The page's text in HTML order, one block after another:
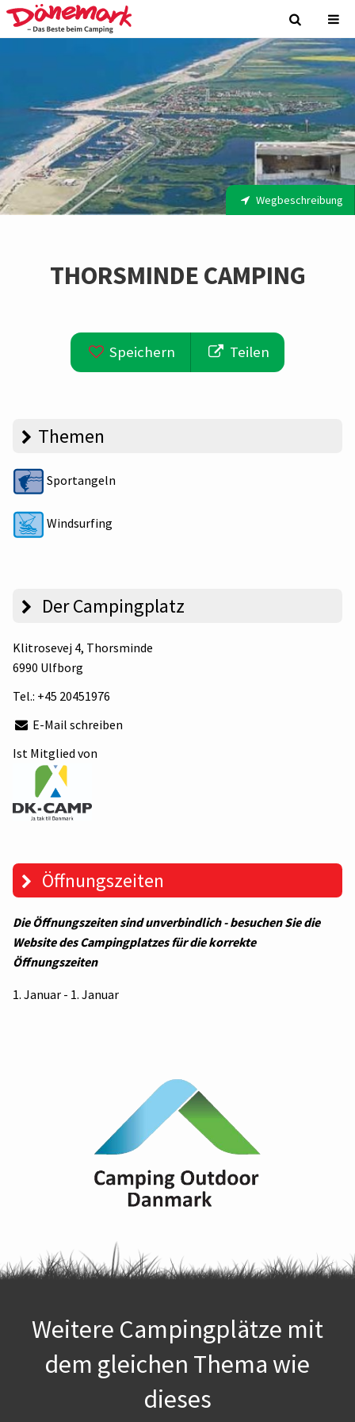
Wegbeschreibung
THORSMINDE CAMPING
Speichern Teilen
Themen
Sportangeln
Windsurfing
Der Campingplatz
Klitrosevej 4, Thorsminde
6990 Ulfborg
Tel.: +45 20451976
E-Mail schreiben
Ist Mitglied von
Öffnungszeiten
Die Öffnungszeiten sind unverbindlich - besuchen Sie die
Website des Campingplatzes für die korrekte
Öffnungszeiten
1. Januar - 1. Januar
Weitere Campingplätze mit
dem gleichen Thema wie
dieses